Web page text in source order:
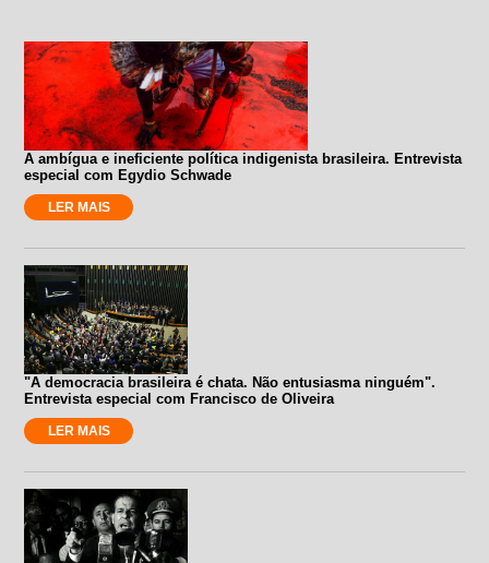
A ambígua e ineficiente política indigenista brasileira. Entrevista
especial com Egydio Schwade
LER MAIS
"A democracia brasileira é chata. Não entusiasma ninguém".
Entrevista especial com Francisco de Oliveira
LER MAIS